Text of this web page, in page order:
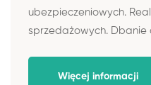
ubezpieczeniowych.
sprzedażowych. Dbanie
Więcej informacji